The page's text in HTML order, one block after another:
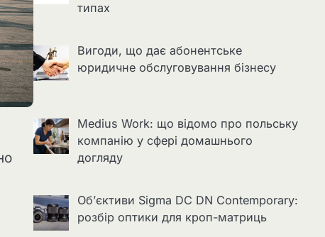
типах
Вигоди, що дає абонентське
юридичне обслуговування бізнесу
Medius Work: що відомо про польську
компанію у сфері домашнього
догляду
Об’єктиви Sigma DC DN Contemporary:
розбір оптики для кроп-матриць